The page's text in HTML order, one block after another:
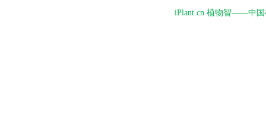
iPlant.cn 植物智——中国